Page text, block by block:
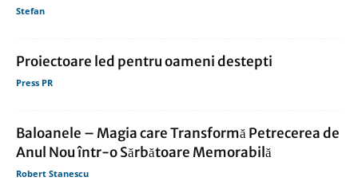
Stefan
Proiectoare led pentru oameni destepti
Press PR
Baloanele – Magia care Transformă Petrecerea de
Anul Nou într-o Sărbătoare Memorabilă
Robert Stanescu